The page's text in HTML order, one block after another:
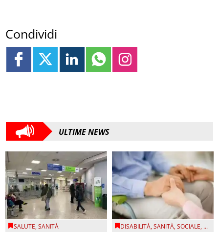
Condividi
ULTIME NEWS
SALUTE,SANITÀ DISABILITÀ,SANITÀ,SOCIALE, ...